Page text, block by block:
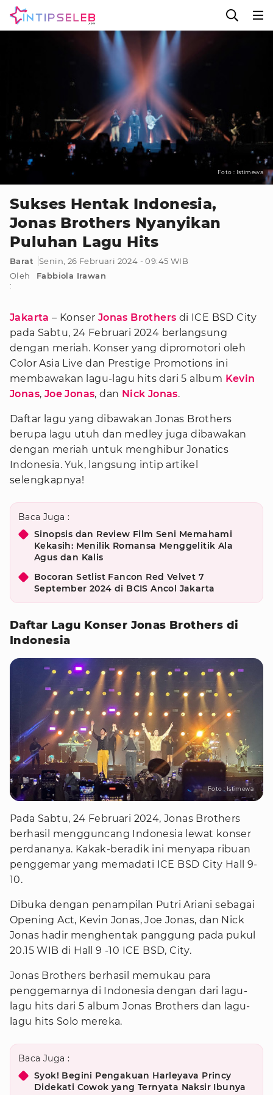
Foto : Istimewa
Sukses Hentak Indonesia,
Jonas Brothers Nyanyikan
Puluhan Lagu Hits
Barat
Senin, 26 Februari 2024 - 09:45 WIB
Oleh
:
Fabbiola Irawan
Jakarta – Konser Jonas Brothers di ICE BSD City
pada Sabtu, 24 Februari 2024 berlangsung
dengan meriah. Konser yang dipromotori oleh
Color Asia Live dan Prestige Promotions ini
membawakan lagu-lagu hits dari 5 album Kevin
Jonas, Joe Jonas, dan Nick Jonas.
Daftar lagu yang dibawakan Jonas Brothers
berupa lagu utuh dan medley juga dibawakan
dengan meriah untuk menghibur Jonatics
Indonesia. Yuk, langsung intip artikel
selengkapnya!
Baca Juga :
Sinopsis dan Review Film Seni Memahami
Kekasih: Menilik Romansa Menggelitik Ala
Agus dan Kalis
Bocoran Setlist Fancon Red Velvet 7
September 2024 di BCIS Ancol Jakarta
Daftar Lagu Konser Jonas Brothers di
Indonesia
Foto : Istimewa
Pada Sabtu, 24 Februari 2024, Jonas Brothers
berhasil mengguncang Indonesia lewat konser
perdananya. Kakak-beradik ini menyapa ribuan
penggemar yang memadati ICE BSD City Hall 9-
10.
Dibuka dengan penampilan Putri Ariani sebagai
Opening Act, Kevin Jonas, Joe Jonas, dan Nick
Jonas hadir menghentak panggung pada pukul
20.15 WIB di Hall 9 -10 ICE BSD, City.
Jonas Brothers berhasil memukau para
penggemarnya di Indonesia dengan dari lagu-
lagu hits dari 5 album Jonas Brothers dan lagu-
lagu hits Solo mereka.
Baca Juga :
Syok! Begini Pengakuan Harleyava Princy
Didekati Cowok yang Ternyata Naksir Ibunya